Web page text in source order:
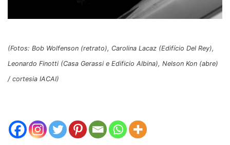
(Fotos: Bob Wolfenson (retrato), Carolina Lacaz (Edifício Del Rey),
Leonardo Finotti (Casa Gerassi e Edificio Albina), Nelson Kon (abre)
/ cortesia IACAI)